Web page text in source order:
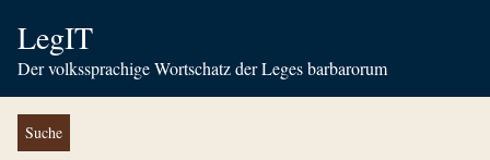
LegIT
Der volkssprachige Wortschatz der Leges barbarorum
Suche